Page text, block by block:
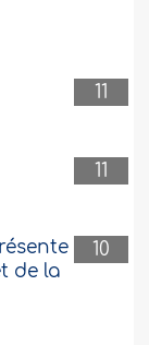
11
11
10
de la